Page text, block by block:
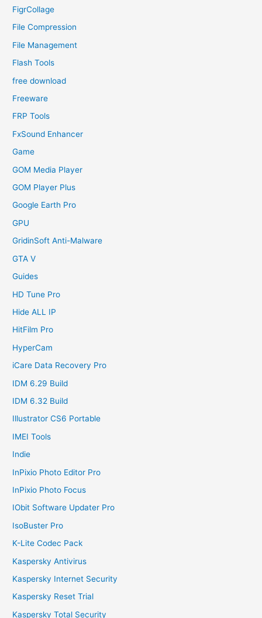
FigrCollage
File Compression
File Management
Flash Tools
free download
Freeware
FRP Tools
FxSound Enhancer
Game
GOM Media Player
GOM Player Plus
Google Earth Pro
GPU
GridinSoft Anti-Malware
GTA V
Guides
HD Tune Pro
Hide ALL IP
HitFilm Pro
HyperCam
iCare Data Recovery Pro
IDM 6.29 Build
IDM 6.32 Build
Illustrator CS6 Portable
IMEI Tools
Indie
InPixio Photo Editor Pro
InPixio Photo Focus
IObit Software Updater Pro
IsoBuster Pro
K-Lite Codec Pack
Kaspersky Antivirus
Kaspersky Internet Security
Kaspersky Reset Trial
Kaspersky Total Security